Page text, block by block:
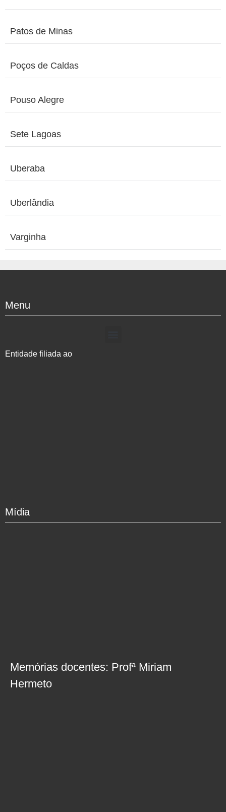
Patos de Minas
Poços de Caldas
Pouso Alegre
Sete Lagoas
Uberaba
Uberlândia
Varginha
Menu
Entidade filiada ao
Mídia
Memórias docentes: Profª Miriam
Hermeto